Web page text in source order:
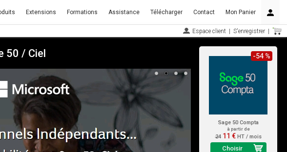
Extensions Formations Assistance Télécharger Contact Mon Panier
Espace client S'enregistrer
50 / Ciel
Sage 50 Compta
à partir de
24 11 €HT / mois
-54 %
Choisir